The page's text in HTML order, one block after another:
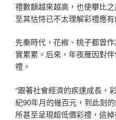
禮數額越來越高，也使攀比
至其怙恃已不太理解彩禮應
先秦時代，花椒、桃子都曾
實累累。后來，年夜雁因對
禮。
“跟著社會經濟的疾速成長，
紀90年月的幾百元，到此刻
所甚至呈現超低價彩禮，這